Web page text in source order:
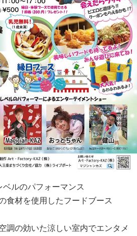
ベルのパフォーマンス
食材を使用したフードブース
調の効いた涼しい室内でエンタメ